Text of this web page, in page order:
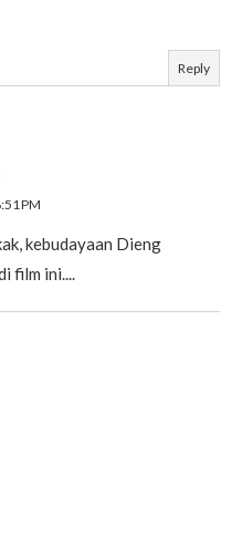
Reply
PM
kebudayaan Dieng
film ini....